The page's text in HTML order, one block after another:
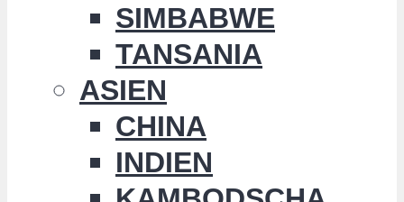
SIMBABWE
TANSANIA
ASIEN
CHINA
INDIEN